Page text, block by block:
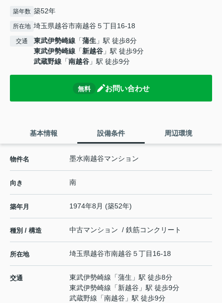
築年数 築52年
所在地 埼玉県越谷市南越谷５丁目16-18
交通 東武伊勢崎線 「蒲生 」駅 徒歩8分
東武伊勢崎線 「新越谷 」駅 徒歩9分
武蔵野線 「南越谷 」駅 徒歩9分
無料 お問い合わせ
基本情報 設備条件 周辺環境
物件名 墨水南越谷マンション
向き 南
築年月 1974年8月 (築52年)
種別 / 構造 中古マンション / 鉄筋コンクリート
所在地 埼玉県越谷市南越谷 ５丁目16-18
交通 東武伊勢崎線 「蒲生 」駅 徒歩8分
東武伊勢崎線 「新越谷 」駅 徒歩9分
武蔵野線 「南越谷 」駅 徒歩9分